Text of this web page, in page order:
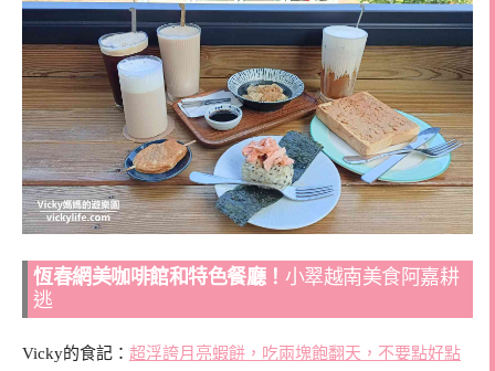
恆春網美咖啡館和特色餐廳！ 小翠越南美食阿嘉耕
逃
Vicky的食記： 超浮誇月亮蝦餅，吃兩塊飽翻天，不要點好點